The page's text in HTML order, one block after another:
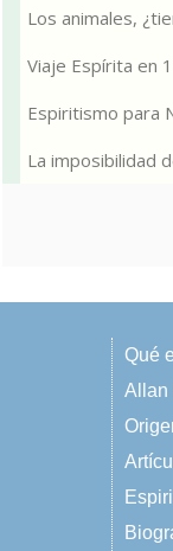
Los animales,
Viaje Espírita en
Espiritismo para
La imposibilidad
Qué
Allan